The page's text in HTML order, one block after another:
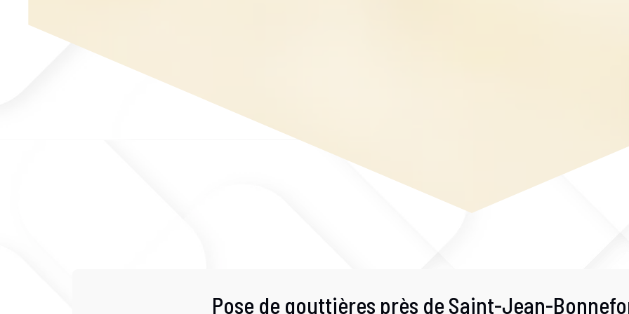
Pose de gouttières près de Saint-Jean-